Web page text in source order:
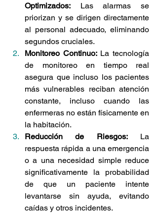
Optimizados: Las alarmas se
priorizan y se dirigen directamente
al personal adecuado, eliminando
segundos cruciales.
Monitoreo Continuo: La tecnología
de monitoreo en tiempo real
asegura que incluso los pacientes
más vulnerables reciban atención
constante, incluso cuando las
enfermeras no están físicamente en
la habitación.
Reducción de Riesgos: La
respuesta rápida a una emergencia
o a una necesidad simple reduce
significativamente la probabilidad
de que un paciente intente
levantarse sin ayuda, evitando
caídas y otros incidentes.